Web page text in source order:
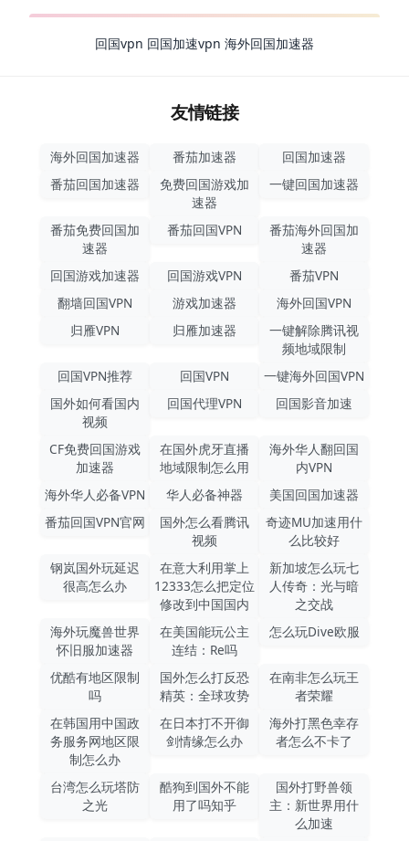
回国vpn 回国加速vpn 海外回国加速器
友情链接
海外回国加速器 番茄加速器
回国加速器
番茄回国加速器
免费回国游戏加
速器
一键回国加速器
番茄免费回国加
速器
番茄回国VPN
番茄海外回国加
速器
回国游戏加速器
回国游戏VPN
番茄VPN
翻墙回国VPN
游戏加速器
海外回国VPN
归雁VPN
归雁加速器
一键解除腾讯视
频地域限制
回国VPN推荐
回国VPN
一键海外回国VPN
国外如何看国内
视频
回国代理VPN 回国影音加速
CF免费回国游戏
加速器
在国外虎牙直播
地域限制怎么用
海外华人翻回国
内VPN
海外华人必备VPN
华人必备神器
美国回国加速器
番茄回国VPN官网
国外怎么看腾讯
视频
奇迹MU加速用什
么比较好
钢岚国外玩延迟
很高怎么办
在意大利用掌上
12333怎么把定位
修改到中国国内
新加坡怎么玩七
人传奇：光与暗
之交战
海外玩魔兽世界
怀旧服加速器
在美国能玩公主
连结：Re吗
怎么玩Dive欧服
优酷有地区限制
吗
国外怎么打反恐
精英：全球攻势
在南非怎么玩王
者荣耀
在韩国用中国政
务服务网地区限
制怎么办
在日本打不开御
剑情缘怎么办
海外打黑色幸存
者怎么不卡了
台湾怎么玩塔防
之光
酷狗到国外不能
用了吗知乎
国外打野兽领
主：新世界用什
么加速